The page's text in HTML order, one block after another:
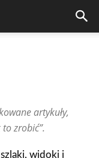
Holandia
Hongkong
Kolumbia
Polska
Portugalia
artykuły,
zrobić”.
widoki i